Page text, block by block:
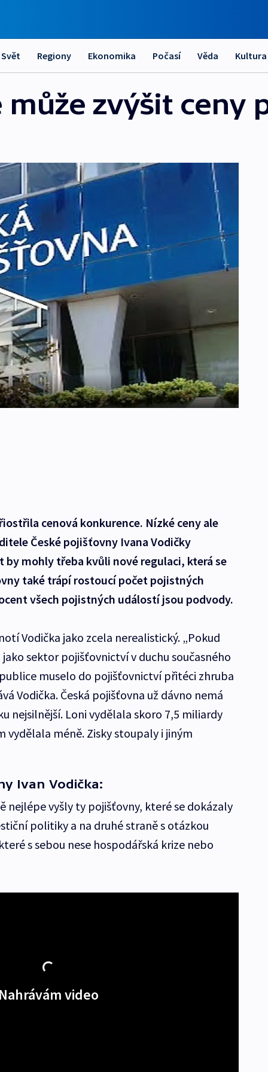
Svět Regiony Ekonomika Počasí Věda Kultura
může zvýšit ceny
cenová konkurence. Nízké ceny ale
České pojišťovny Ivana Vodičky
mohly třeba kvůli nové regulaci, která se
také trápí rostoucí počet pojistných
všech pojistných událostí jsou podvody.
Vodička jako zcela nerealistický. „Pokud
sektor pojišťovnictví v duchu současného
muselo do pojišťovnictví přitéci zhruba
Vodička. Česká pojišťovna už dávno nemá
nejsilnější. Loni vydělala skoro 7,5 miliardy
vydělala méně. Zisky stoupaly i jiným
Ivan Vodička:
nejlépe vyšly ty pojišťovny, které se dokázaly
politiky a na druhé straně s otázkou
s sebou nese hospodářská krize nebo
video